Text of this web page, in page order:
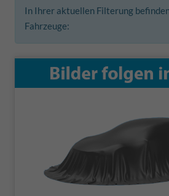
In Ihrer aktuellen Filterung
Fahrzeuge: